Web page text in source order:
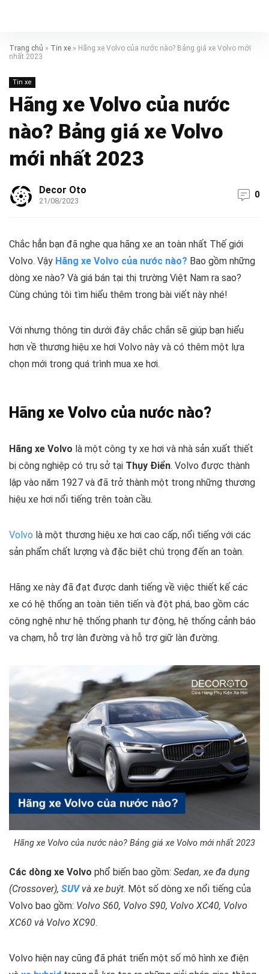
Trang chủ » Tin xe » Hãng xe Volvo của nước nào? Bảng giá xe Volvo mới
nhất 2023
Tin xe
Hãng xe Volvo của nước
nào? Bảng giá xe Volvo
mới nhất 2023
Decor Oto
21/08/2023
0
Chắc hẳn bạn đã nghe qua hãng xe an toàn nhất Thế giới
Volvo. Vậy Hãng xe Volvo của nước nào? Bao gồm những
dòng xe nào? Và giá bán tại thị trường Việt Nam ra sao?
Cùng chúng tôi tìm hiểu thêm trong bài viết này nhé!
Với nhưng thông tin dưới đây chắc chắn sẽ giúp bạn hiểu
hơn về thương hiệu xe hơi Volvo này và có thêm một lựa
chọn mới trong quá trình mua xe hơi.
Hãng xe Volvo của nước nào?
Hãng xe Volvo là một công ty xe hơi và nhà sản xuất thiết
bị công nghiệp có trụ sở tại Thụy Điển. Volvo được thành
lập vào năm 1927 và đã trở thành một trong những thương
hiệu xe hơi nổi tiếng trên toàn cầu.
Volvo là một thương hiệu xe hơi cao cấp, nổi tiếng với các
sản phẩm chất lượng và đặc biệt chú trọng đến an toàn.
Hãng xe này đã đạt được danh tiếng về việc thiết kế các
xe có hệ thống an toàn tiên tiến và đột phá, bao gồm các
công nghệ như hệ thống phanh tự động, hệ thống cảnh báo
va chạm, hỗ trợ làn đường và hỗ trợ giữ làn đường.
Hãng xe Volvo của nước nào? Bảng giá xe Volvo mới nhất 2023
Các dòng xe Volvo phổ biến bao gồm: Sedan, xe đa dụng
(Crossover), SUVvà xe buýt. Một số dòng xe nổi tiếng của
Volvo bao gồm: Volvo S60, Volvo S90, Volvo XC40, Volvo
XC60 và Volvo XC90.
Volvo hiện nay cũng đã phát triển một số mô hình xe điện